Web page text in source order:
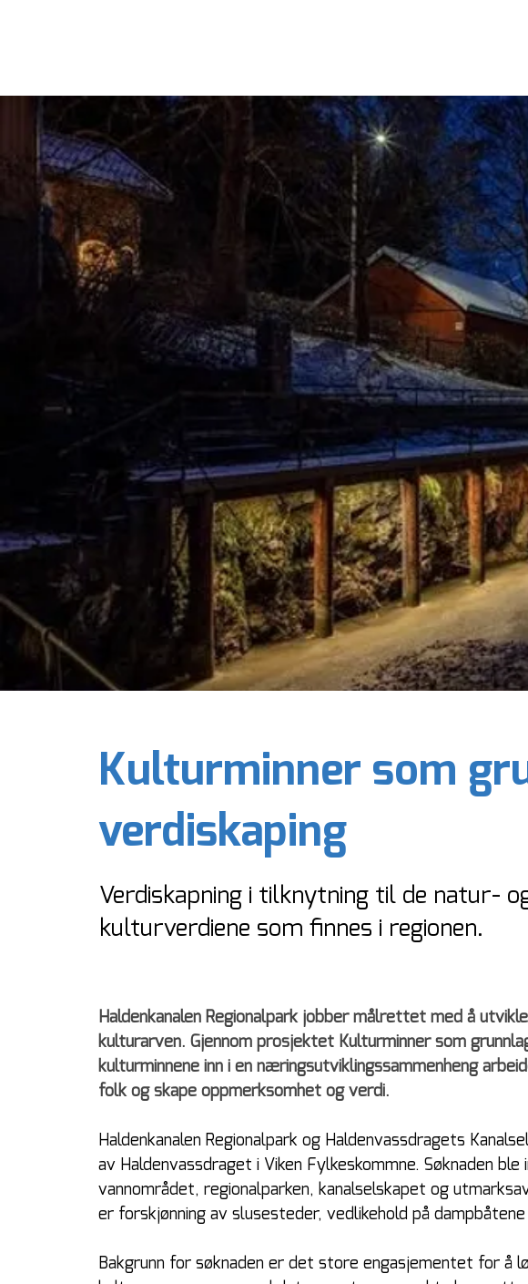
Kulturminner som
verdiskaping
Verdiskapning i tilknytning til de natur-
kulturverdiene som finnes i regionen.
Haldenkanalen Regionalpark jobber målrettet med å
kulturarven. Gjennom prosjektet Kulturminner som
kulturminnene inn i en næringsutviklingssammenheng
folk og skape oppmerksomhet og verdi.
Haldenkanalen Regionalpark og Haldenvassdragets
av Haldenvassdraget i Viken Fylkeskommne. Søknaden
vannområdet, regionalparken, kanalselskapet og
er forskjønning av slusesteder, vedlikehold på
Bakgrunn for søknaden er det store engasjementet for å